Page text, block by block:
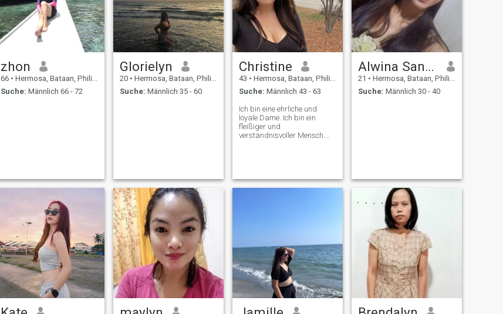
zhon
66 • Hermosa, Bataan, Philippinen
Suche: Männlich 66 - 72
Glorielyn
20 • Hermosa, Bataan, Philippinen
Suche: Männlich 35 - 60
Christine
43 • Hermosa, Bataan, Philippinen
Suche: Männlich 43 - 63
Ich bin eine ehrliche und
loyale Dame. Ich bin ein
fleißiger und
verständnisvoller Mensch.
zusammen wäre. Ich bin nur
eine einfache und freundliche
und halte das richtige
Gleichgewicht zwischen
Karriere und Lebensstil Ich
werde deine Sucht sein, deine
Droge, wenn du mich lässt.
Wenn du gut zu mir bist,
mein beliebtester Mann und
Alwina Sanchez
21 • Hermosa, Bataan, Philippinen
Suche: Männlich 30 - 40